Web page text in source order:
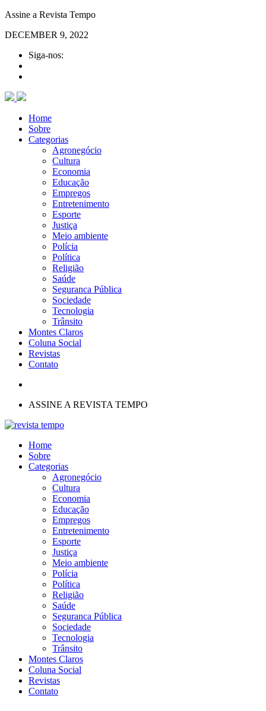
Assine a Revista Tempo
DECEMBER 9, 2022
Siga-nos:
Home
Sobre
Categorias
Agronegócio
Cultura
Economia
Educação
Empregos
Entretenimento
Esporte
Justiça
Meio ambiente
Polícia
Política
Religião
Saúde
Seguranca Pública
Sociedade
Tecnologia
Trânsito
Montes Claros
Coluna Social
Revistas
Contato
ASSINE A REVISTA TEMPO
Home
Sobre
Categorias
Agronegócio
Cultura
Economia
Educação
Empregos
Entretenimento
Esporte
Justiça
Meio ambiente
Polícia
Política
Religião
Saúde
Seguranca Pública
Sociedade
Tecnologia
Trânsito
Montes Claros
Coluna Social
Revistas
Contato